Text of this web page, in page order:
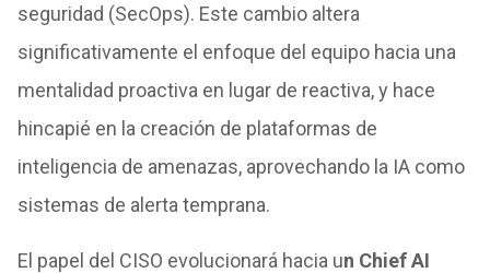
seguridad (SecOps). Este cambio altera
significativamente el enfoque del equipo hacia una
mentalidad proactiva en lugar de reactiva, y hace
hincapié en la creación de plataformas de
inteligencia de amenazas, aprovechando la IA como
sistemas de alerta temprana.
El papel del CISO evolucionará hacia un Chief AI